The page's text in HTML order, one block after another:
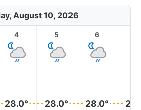
August 10, 2026
4
28.0°
5
28.0°
6
28.0°